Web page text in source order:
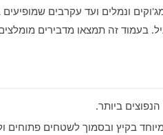
ונמלים ועד עקרבים
בעמוד זה תמצאו מדבירים
ביותר.
בקיץ ובסמוך לשטחים פתוחים